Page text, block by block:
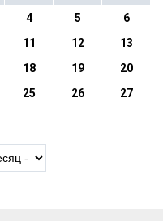
4 5
6
11 12
13
18 19
20
25 26
27